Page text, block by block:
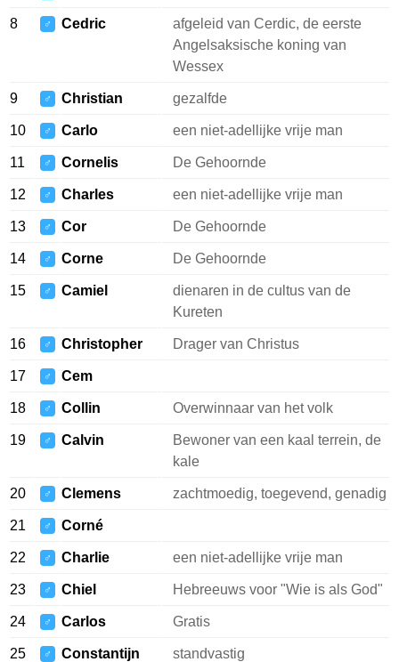
8 ♂ Cedric
afgeleid van Cerdic, de eerste
Angelsaksische koning van
Wessex
9 ♂ Christian gezalfde
10 ♂ Carlo een niet-adellijke vrije man
11 ♂ Cornelis De Gehoornde
12 ♂ Charles een niet-adellijke vrije man
13 ♂ Cor De Gehoornde
14 ♂ Corne De Gehoornde
15 ♂ Camiel
dienaren in de cultus van de
Kureten
16 ♂ Christopher Drager van Christus
17 ♂ Cem
18 ♂ Collin Overwinnaar van het volk
19 ♂ Calvin
Bewoner van een kaal terrein, de
kale
20 ♂ Clemens zachtmoedig, toegevend, genadig
21 ♂ Corné
22 ♂ Charlie een niet-adellijke vrije man
23 ♂ Chiel Hebreeuws voor "Wie is als God"
24 ♂ Carlos Gratis
25 ♂ Constantijn standvastig